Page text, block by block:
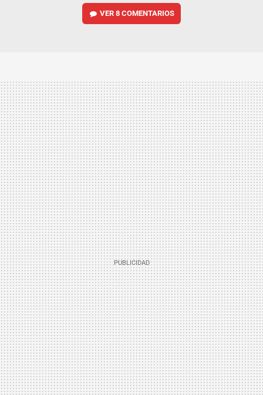
VER8 COMENTARIOS